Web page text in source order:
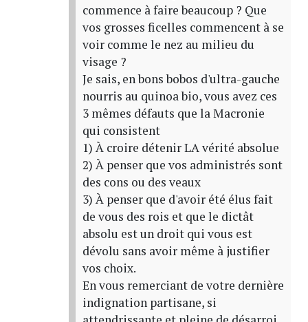
commence à faire beaucoup ? Que
vos grosses ficelles commencent à se
voir comme le nez au milieu du
visage ?
Je sais, en bons bobos d'ultra-gauche
nourris au quinoa bio, vous avez ces
3 mêmes défauts que la Macronie
qui consistent
1) À croire détenir LA vérité absolue
2) À penser que vos administrés sont
des cons ou des veaux
3) À penser que d'avoir été élus fait
de vous des rois et que le dictât
absolu est un droit qui vous est
dévolu sans avoir même à justifier
vos choix.
En vous remerciant de votre dernière
indignation partisane, si